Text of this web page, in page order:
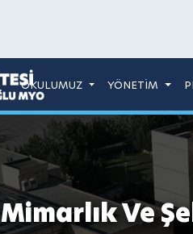
OKULUMUZ YÖNETİM
Mimarlık Ve